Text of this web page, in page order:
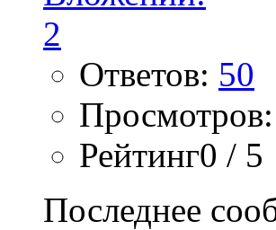
Ответов: 50
Рейтинг0 / 5
Последнее